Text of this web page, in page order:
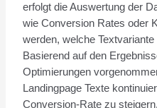
erfolgt die Auswertung der
wie Conversion Rates oder
werden, welche
Basierend auf den
Optimierungen
Landingpage Texte
Conversion-Rate zu steigern.